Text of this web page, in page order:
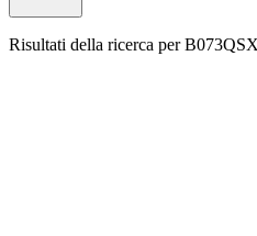
Risultati della ricerca per